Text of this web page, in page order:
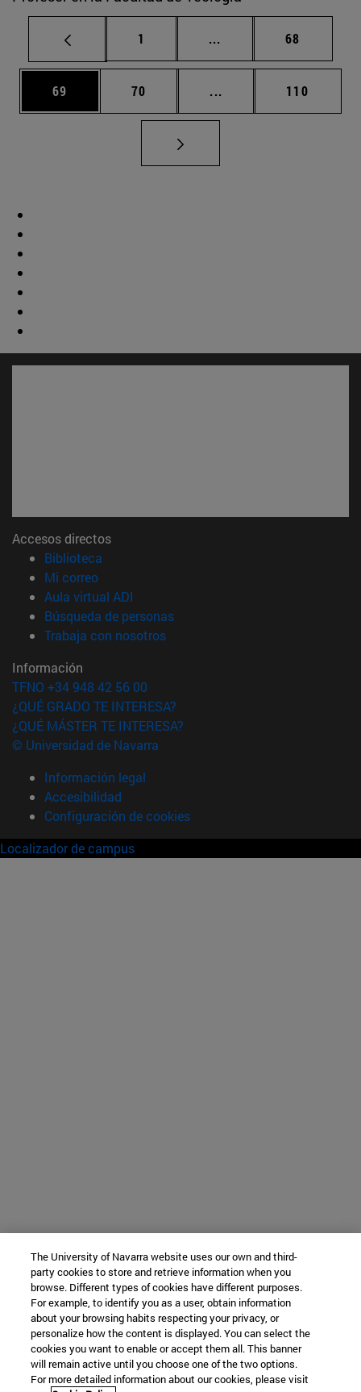
Página
1 ... Páginas intermedias
Página
68
Página
69 Página
70 ... Páginas intermedias
Página
110
Accesos directos
Biblioteca
Mi correo(abre en nueva ventana)
Aula virtual ADI
Búsqueda de personas(abre en nueva ventana)
Trabaja con nosotros(abre en nueva ventana)
Información
TFNO +34 948 42 56 00
¿QUÉ GRADO TE INTERESA?
¿QUÉ MÁSTER TE INTERESA?
© Universidad de Navarra
Información legal
Accesibilidad
Configuración de cookies
Localizador de campus
The University of Navarra website uses our own and third-
party cookies to store and retrieve information when you
browse. Different types of cookies have different purposes.
For example, to identify you as a user, obtain information
about your browsing habits respecting your privacy, or
personalize how the content is displayed. You can select the
cookies you want to enable or accept them all. This banner
will remain active until you choose one of the two options.
For more detailed information about our cookies, please visit